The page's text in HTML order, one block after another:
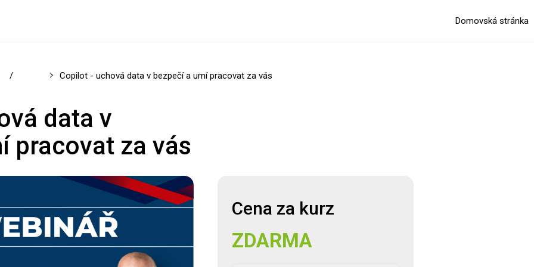
Domovská stránka
Registrovat se
/ Copilot - uchová data v bezpečí a umí pracovat za vás
data v
pracovat za vás
Cena za kurz
ZDARMA